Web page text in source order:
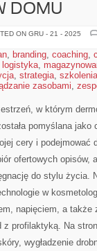
DOMU
ON GRU - 21 - 2025
, branding, coaching,
logistyka,
, strategia,
zasobami,
w którym
pomyślana
cery i
ofertowych opisów,
do stylu życia.
w
napięciem, a także
z profilaktyką. Na
wygładzenie